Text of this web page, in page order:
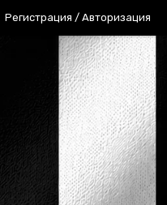
Регистрация / Авторизация